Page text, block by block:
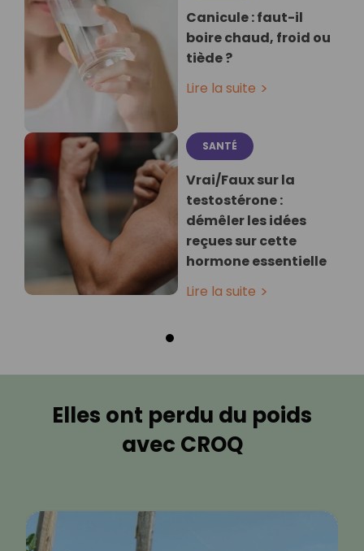
Canicule : faut-il
boire chaud, froid ou
tiède ?
Lire la suite
SANTÉ
Vrai/Faux sur la
testostérone :
démêler les idées
reçues sur cette
hormone essentielle
Lire la suite
Elles ont perdu du poids
avec CROQ